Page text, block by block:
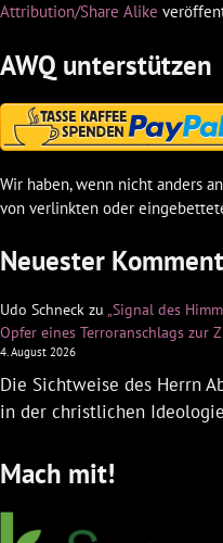
Attribution/Share Alike
AWQ unterstützen
Wir haben, wenn nicht anders
von verlinkten oder
Neuester
Udo Schneck zu „Signal des
Opfer eines Terroranschlags zur
4. August 2026
Die Sichtweise des Herrn
in der christlichen
Mach mit!